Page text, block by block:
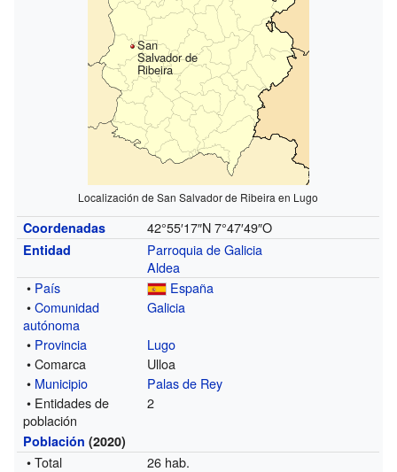
San
Salvador de
Ribeira
Localización de San Salvador de Ribeira en Lugo
Coordenadas 42°55′17″N 7°47′49″O
Entidad
Parroquia de Galicia
Aldea
• País
España
•Comunidad
autónoma
Galicia
• Provincia
Lugo
• Comarca
Ulloa
• Municipio
Palas de Rey
• Entidades de
población
2
Población (2020)
• Total 26 hab.